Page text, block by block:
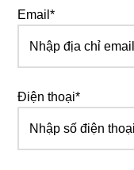
Email*
Điện thoại*